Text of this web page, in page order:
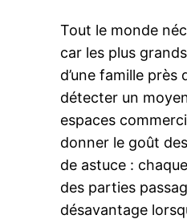
Tout le monde
car les plus
d’une famille
détecter un
espaces
donner le goût
de astuce :
des parties
désavantage